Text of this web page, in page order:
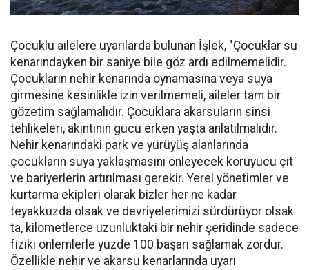
Çocuklu ailelere uyarılarda bulunan İşlek, "Çocuklar su
kenarındayken bir saniye bile göz ardı edilmemelidir.
Çocukların nehir kenarında oynamasına veya suya
girmesine kesinlikle izin verilmemeli, aileler tam bir
gözetim sağlamalıdır. Çocuklara akarsuların sinsi
tehlikeleri, akıntının gücü erken yaşta anlatılmalıdır.
Nehir kenarındaki park ve yürüyüş alanlarında
çocukların suya yaklaşmasını önleyecek koruyucu çit
ve bariyerlerin artırılması gerekir. Yerel yönetimler ve
kurtarma ekipleri olarak bizler her ne kadar
teyakkuzda olsak ve devriyelerimizi sürdürüyor olsak
ta, kilometlerce uzunluktaki bir nehir şeridinde sadece
fiziki önlemlerle yüzde 100 başarı sağlamak zordur.
Özellikle nehir ve akarsu kenarlarında uyarı